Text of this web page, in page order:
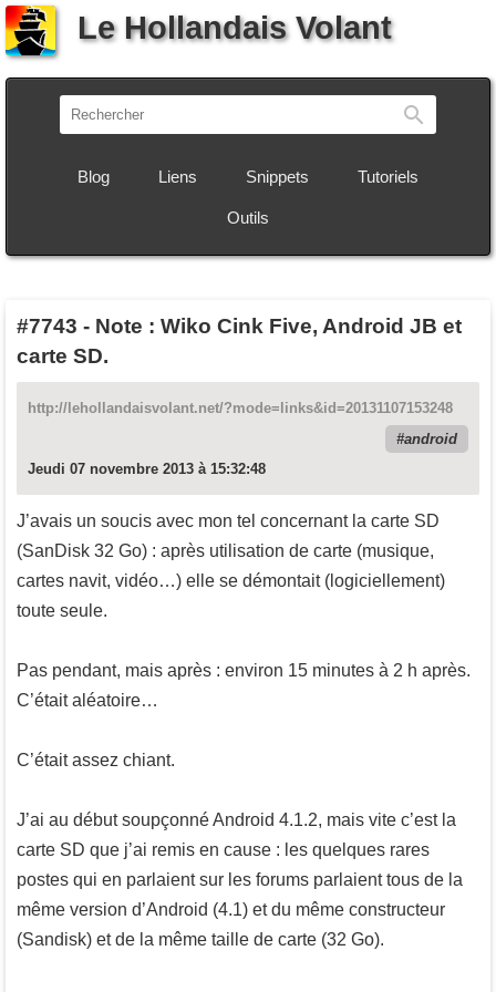
Le Hollandais Volant
Blog Liens Snippets Tutoriels
Outils
#7743 - Note : Wiko Cink Five, Android JB et
carte SD.
http://lehollandaisvolant.net/?mode=links&id=20131107153248
android
Jeudi 07 novembre 2013 à 15:32:48
J’avais un soucis avec mon tel concernant la carte SD
(SanDisk 32 Go) : après utilisation de carte (musique,
cartes navit, vidéo…) elle se démontait (logiciellement)
toute seule.
Pas pendant, mais après : environ 15 minutes à 2 h après.
C’était aléatoire…
C’était assez chiant.
J’ai au début soupçonné Android 4.1.2, mais vite c’est la
carte SD que j’ai remis en cause : les quelques rares
postes qui en parlaient sur les forums parlaient tous de la
même version d’Android (4.1) et du même constructeur
(Sandisk) et de la même taille de carte (32 Go).